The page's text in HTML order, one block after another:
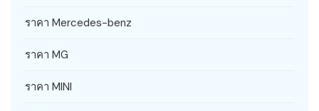
ราคา Mercedes-benz
ราคา MG
ราคา MINI